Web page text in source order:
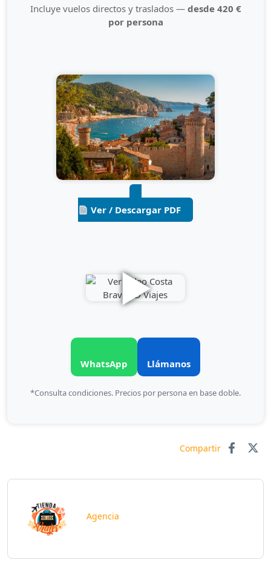
Incluye vuelos directos y traslados — desde 420 €
por persona
Ver / Descargar PDF
▶
WhatsApp Llámanos
*Consulta condiciones. Precios por persona en base doble.
Compartir
Agencia